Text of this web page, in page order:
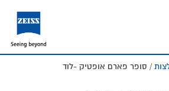
/ סופר פארם אופטיק -לוד